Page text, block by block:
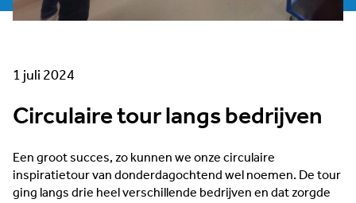
1 juli 2024
Circulaire tour langs bedrijven
Een groot succes, zo kunnen we onze circulaire
inspiratietour van donderdagochtend wel noemen. De tour
ging langs drie heel verschillende bedrijven en dat zorgde